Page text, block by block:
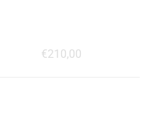
€210,00